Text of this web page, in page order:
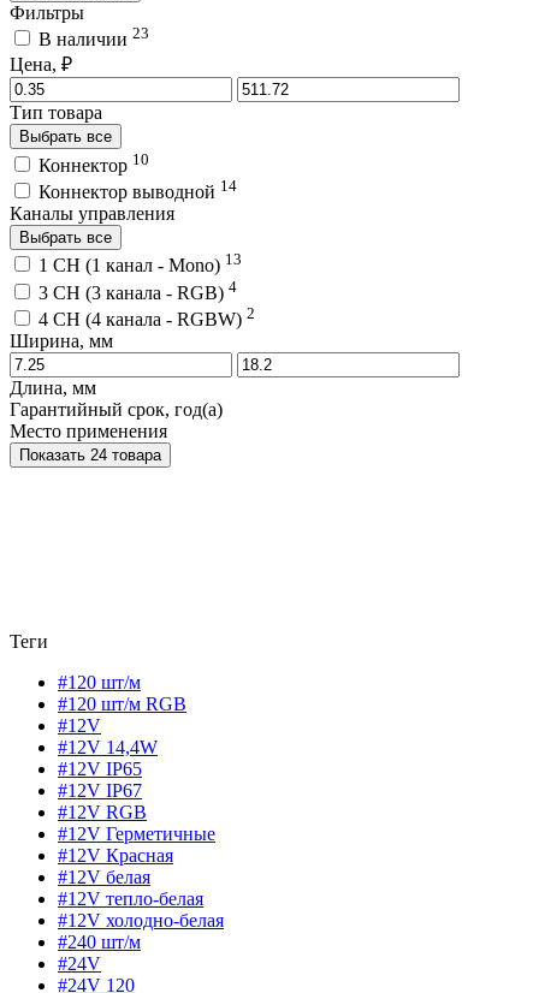
Фильтры
В наличии 23
Цена, ₽
Тип товара
Выбрать все
Коннектор 10
Коннектор выводной 14
Каналы управления
Выбрать все
1 CH (1 канал - Mono) 13
3 CH (3 канала - RGB) 4
4 CH (4 канала - RGBW) 2
Ширина, мм
Длина, мм
Гарантийный срок, год(а)
Место применения
Показать 24 товара
Теги
#120 шт/м
#120 шт/м RGB
#12V
#12V 14,4W
#12V IP65
#12V IP67
#12V RGB
#12V Герметичные
#12V Красная
#12V белая
#12V тепло-белая
#12V холодно-белая
#240 шт/м
#24V
#24V 120